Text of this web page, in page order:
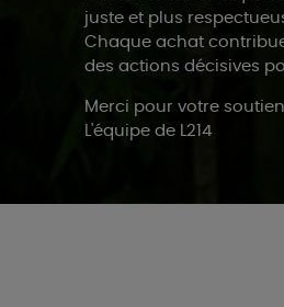
juste et plus
Chaque achat
des actions décisives
Merci pour votre
L'équipe de L214